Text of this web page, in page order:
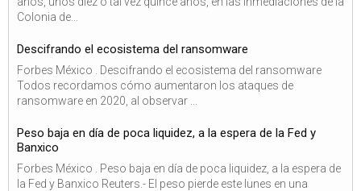
Colonia de...
Descifrando el ecosistema del ransomware
Forbes México . Descifrando el ecosistema del ransomware
Todos recordamos cómo aumentaron los ataques de
ransomware en 2020, al observar ...
Peso baja en día de poca liquidez, a la espera de la Fed y
Banxico
Forbes México . Peso baja en día de poca liquidez, a la espera de
la Fed y Banxico Reuters.- El peso pierde este lunes en una